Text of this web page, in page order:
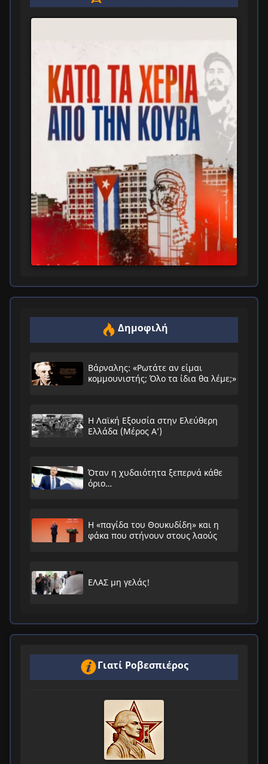
Δημοφιλή
Βάρναλης: «Ρωτάτε αν είμαι
κομμουνιστής; Όλο τα ίδια θα λέμε;»
Η Λαϊκή Εξουσία στην Ελεύθερη
Ελλάδα (Μέρος Α’)
Όταν η χυδαιότητα ξεπερνά κάθε
όριο…
Η «παγίδα του Θουκυδίδη» και η
φάκα που στήνουν στους λαούς
ΕΛΑΣ μη γελάς!
Γιατί Ροβεσπιέρος